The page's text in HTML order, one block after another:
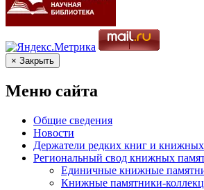
× Закрыть
Меню сайта
Общие сведения
Новости
Держатели редких книг и
Региональный свод книжных
Единичные книжные
Книжные памятники-